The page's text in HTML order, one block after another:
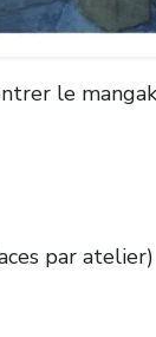
le
par atelier)